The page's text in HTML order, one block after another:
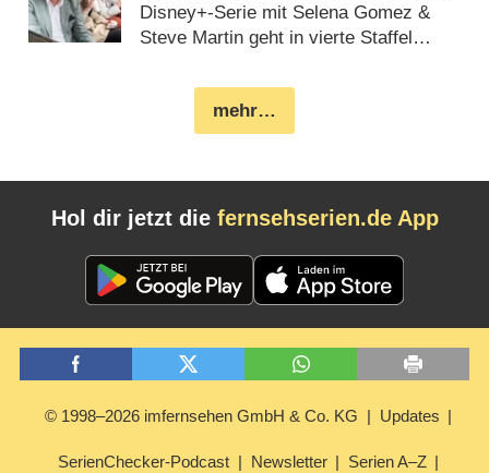
Top – Review
Disney+-Serie mit Selena Gomez &
Steve Martin geht in vierte Staffel
mehr…
Hol dir jetzt die fernsehserien.de App
© 1998–2026 imfernsehen GmbH & Co. KG Updates
SerienChecker-Podcast Newsletter Serien A–Z